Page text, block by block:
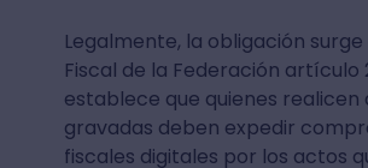
Legalmente, la obligación
Fiscal de la Federación artículo
establece que quienes realicen
gravadas deben expedir
fiscales digitales por los actos